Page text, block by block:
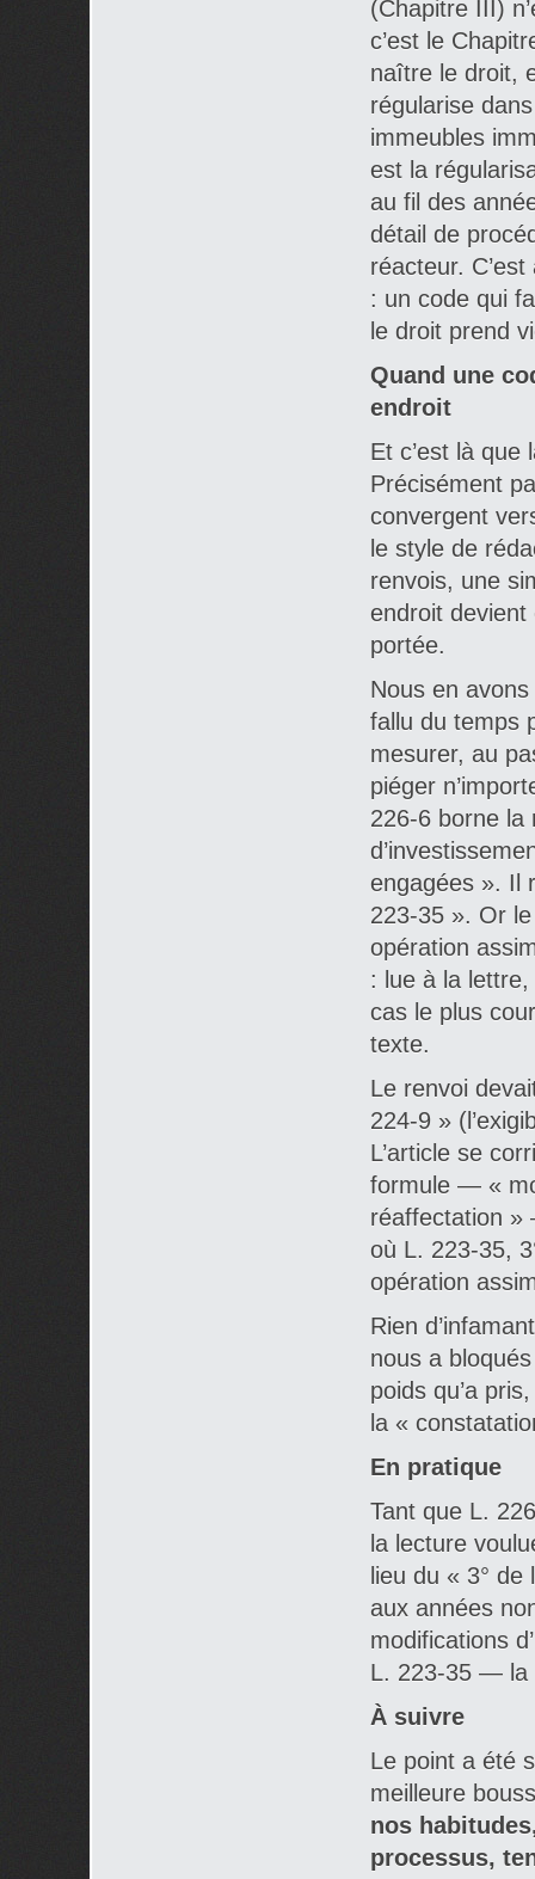
(Chapitre III)
c’est le
naître le droit,
régularise
immeubles
est la
au fil des
détail de
réacteur.
: un code qui
le droit prend
Quand une
endroit
Et c’est là que
Précisément
convergent
le style de
renvois, une
endroit
portée.
Nous en
fallu du temps
mesurer, au
piéger
226-6 borne la
engagées ». Il
223-35 ». Or
opération
: lue à la
cas le plus
texte.
Le renvoi
224-9 »
L’article se
formule — «
réaffectation »
où L. 223-35,
opération
Rien
nous a
poids qu’a
la «
En pratique
Tant que L.
la lecture
lieu du « 3°
aux années
modifications
L. 223-35 — la
À suivre
Le point a été
meilleure
nos
processus,